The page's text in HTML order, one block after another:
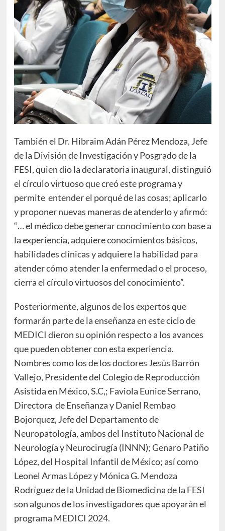
También el Dr. Hibraim Adán Pérez Mendoza, Jefe
de la División de Investigación y Posgrado de la
FESI, quien dio la declaratoria inaugural, distinguió
el círculo virtuoso que creó este programa y
permite entender el porqué de las cosas; aplicarlo
y proponer nuevas maneras de atenderlo y afirmó:
“… el médico debe generar conocimiento con base a
la experiencia, adquiere conocimientos básicos,
habilidades clínicas y adquiere la habilidad para
atender cómo atender la enfermedad o el proceso,
cierra el círculo virtuosos del conocimiento”.
Posteriormente, algunos de los expertos que
formarán parte de la enseñanza en este ciclo de
MEDICI dieron su opinión respecto a los avances
que pueden obtener con esta experiencia.
Nombres como los de los doctores Jesús Barrón
Vallejo, Presidente del Colegio de Reproducción
Asistida en México, S.C,; Faviola Eunice Serrano,
Directora de Enseñanza y Daniel Rembao
Bojorquez, Jefe del Departamento de
Neuropatología, ambos del Instituto Nacional de
Neurología y Neurocirugía (INNN); Genaro Patiño
López, del Hospital Infantil de México; así como
Leonel Armas López y Mónica G. Mendoza
Rodríguez de la Unidad de Biomedicina de la FESI
son algunos de los investigadores que apoyarán el
programa MEDICI 2024.